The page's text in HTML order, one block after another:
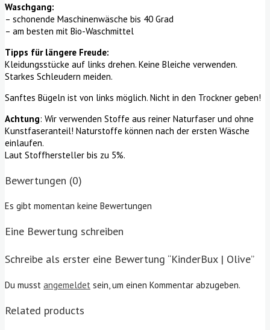
Waschgang:
– schonende Maschinenwäsche bis 40 Grad
– am besten mit Bio-Waschmittel
Tipps für längere Freude:
Kleidungsstücke auf links drehen. Keine Bleiche verwenden.
Starkes Schleudern meiden.
Sanftes Bügeln ist von links möglich. Nicht in den Trockner geben!
Achtung: Wir verwenden Stoffe aus reiner Naturfaser und ohne
Kunstfaseranteil! Naturstoffe können nach der ersten Wäsche
einlaufen.
Laut Stoffhersteller bis zu 5%.
Bewertungen (0)
Es gibt momentan keine Bewertungen
Eine Bewertung schreiben
Schreibe als erster eine Bewertung “KinderBux | Olive”
Du musst angemeldet sein, um einen Kommentar abzugeben.
Related products